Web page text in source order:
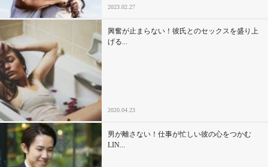
特集
占い・診断
ファッション・美容
グルメ
趣味・旅行
2023.02.27
興奮が止まらない！彼氏とのセックスを盛り上
げる...
2020.04.23
男が離さない！仕事が忙しい彼の心をつかむ
LIN...